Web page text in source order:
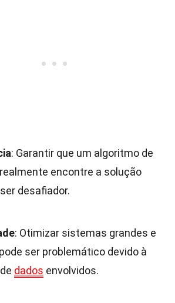
: Garantir que um algoritmo de
encontre a solução
desafiador.
: Otimizar sistemas grandes e
ser problemático devido à
dados envolvidos.